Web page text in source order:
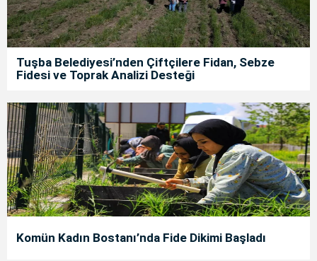
Tuşba Belediyesi’nden Çiftçilere Fidan, Sebze
Fidesi ve Toprak Analizi Desteği
Komün Kadın Bostanı’nda Fide Dikimi Başladı